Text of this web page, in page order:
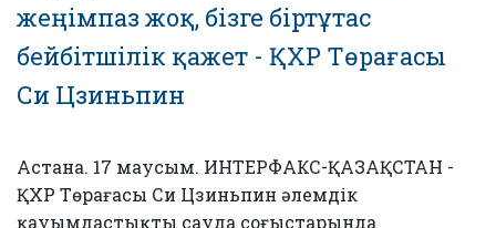
жеңімпаз жоқ, бізге біртұтас
бейбітшілік қажет - ҚХР Төрағасы
Си Цзиньпин
Астана. 17 маусым. ИНТЕРФАКС-ҚАЗАҚСТАН -
ҚХР Төрағасы Си Цзиньпин әлемдік
қауымдастықты сауда соғыстарында